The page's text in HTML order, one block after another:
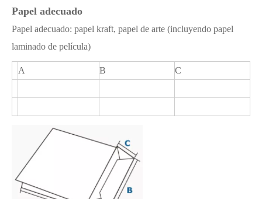
Papel adecuado
Papel adecuado: papel kraft, papel de arte (incluyendo papel
laminado de película)
A B C